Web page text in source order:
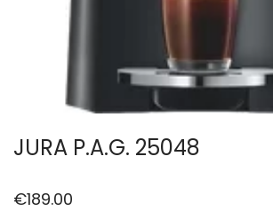
JURA P.A.G. 25048
€189.00